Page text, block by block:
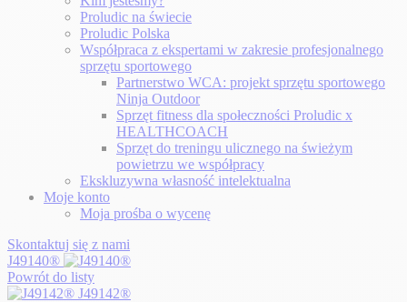
Proludic na świecie
Proludic Polska
Współpraca z ekspertami w zakresie profesjonalnego
sprzętu sportowego
Partnerstwo WCA: projekt sprzętu sportowego
Ninja Outdoor
Sprzęt fitness dla społeczności Proludic x
HEALTHCOACH
Sprzęt do treningu ulicznego na świeżym
powietrzu we współpracy
Ekskluzywna własność intelektualna
Moje konto
Moja prośba o wycenę
Skontaktuj się z nami
J49140®
Powrót do listy
J49142®